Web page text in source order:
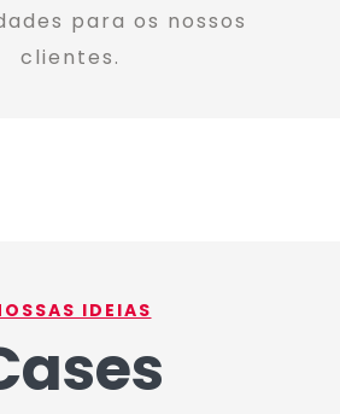
para os nossos
clientes.
IDEIAS